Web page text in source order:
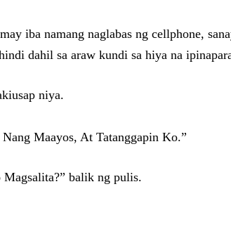
iba namang naglabas ng cellphone,
dahil sa araw kundi sa hiya na
niya.
Maayos, At Tatanggapin Ko.”
balik ng pulis.